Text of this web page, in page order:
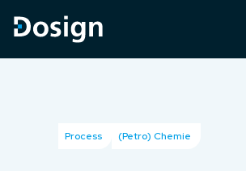
Process (Petro) Chemie